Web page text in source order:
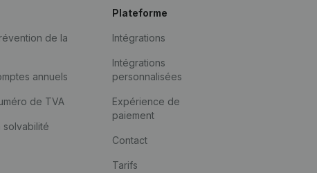
de la
annuels
de TVA
solvabilité
Plateforme
Intégrations
Intégrations
personnalisées
Expérience de
paiement
Contact
Tarifs